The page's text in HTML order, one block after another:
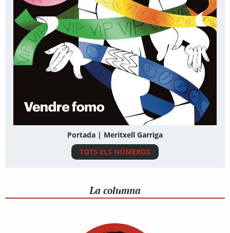
Portada | Meritxell Garriga
TOTS ELS NÚMEROS
La columna